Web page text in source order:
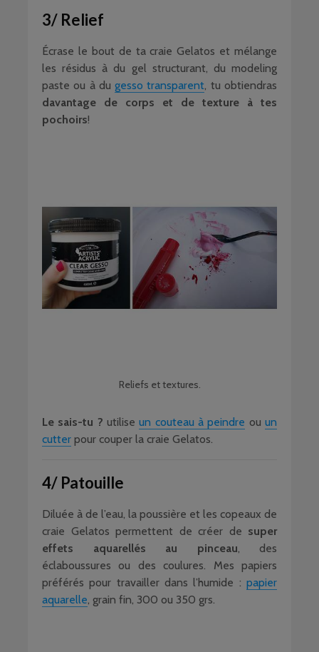
3/ Relief
Écrase le bout de ta craie Gelatos et mélange
les résidus à du gel structurant, du modeling
paste ou à dugesso transparent, tu obtiendras
davantage de corps et de texture à tes
pochoirs!
Reliefs et textures.
Le sais-tu ? utiliseun couteau à peindre ouun
cutter pour couper la craie Gelatos.
4/ Patouille
Diluée à de l’eau, la poussière et les copeaux de
craie Gelatos permettent de créer de super
effets aquarellés au pinceau, des
éclaboussures ou des coulures. Mes papiers
préférés pour travailler dans l’humide : papier
aquarelle, grain fin, 300 ou 350 grs.